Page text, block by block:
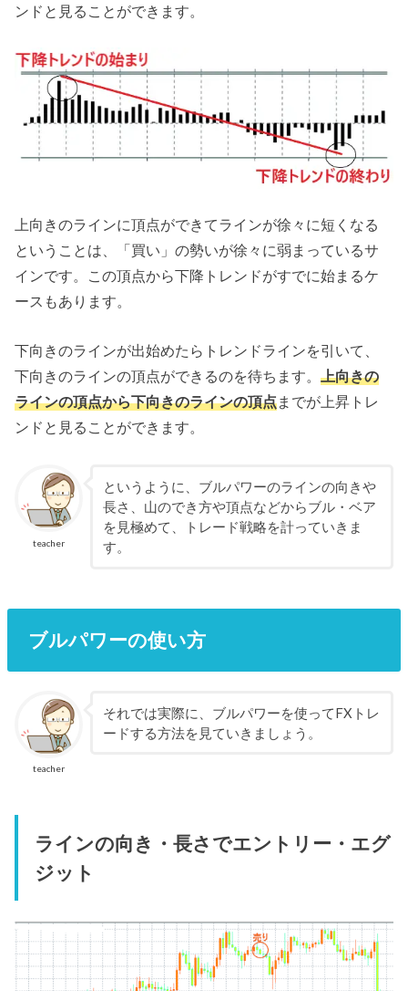
ンドと見ることができます。
上向きのラインに頂点ができてラインが徐々に短くなる
ということは、「買い」の勢いが徐々に弱まっているサ
インです。この頂点から下降トレンドがすでに始まるケ
ースもあります。
下向きのラインが出始めたらトレンドラインを引いて、
下向きのラインの頂点ができるのを待ちます。上向きの
ラインの頂点から下向きのラインの頂点までが上昇トレ
ンドと見ることができます。
teacher
というように、ブルパワーのラインの向きや
長さ、山のでき方や頂点などからブル・ベア
を見極めて、トレード戦略を計っていきま
す。
ブルパワーの使い方
teacher
それでは実際に、ブルパワーを使ってFXトレ
ードする方法を見ていきましょう。
ラインの向き・長さでエントリー・エグ
ジット